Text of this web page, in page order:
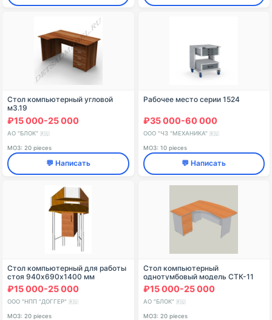
Стол компьютерный угловой
м3.19
₽15 000-25 000
АО "БЛОК" 🇷🇺
МОЗ: 20 pieces
💬 Написать
Рабочее место серии 1524
₽35 000-60 000
ООО "ЧЗ "МЕХАНИКА" 🇷🇺
МОЗ: 10 pieces
💬 Написать
Стол компьютерный для работы
стоя 940х690х1400 мм
₽15 000-25 000
ООО "НПП "ДОГГЕР" 🇷🇺
МОЗ: 20 pieces
Стол компьютерный
однотумбовый модель СТК-11
₽15 000-25 000
АО "БЛОК" 🇷🇺
МОЗ: 20 pieces